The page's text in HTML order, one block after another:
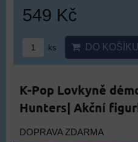
549 Kč
ks DO KOŠÍKU
K-Pop Lovkyně
Hunters| Akční
DOPRAVA ZDARMA